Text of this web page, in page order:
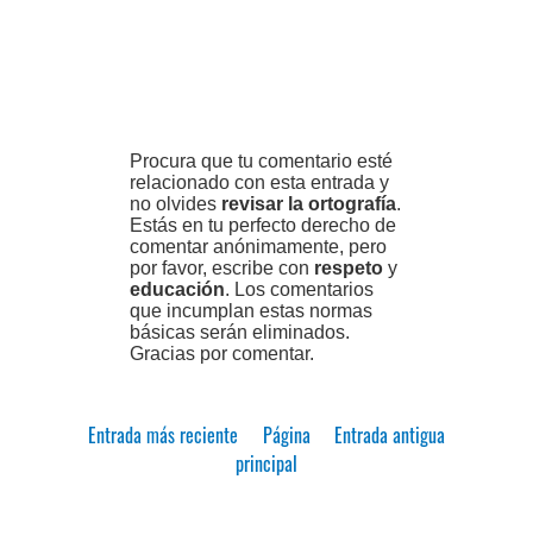
Procura que tu comentario esté
relacionado con esta entrada y
no olvides revisar la ortografía.
Estás en tu perfecto derecho de
comentar anónimamente, pero
por favor, escribe con respeto y
educación. Los comentarios
que incumplan estas normas
básicas serán eliminados.
Gracias por comentar.
Entrada más reciente Entrada antigua
Página
principal